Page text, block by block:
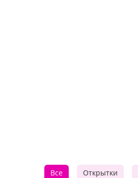
Все Открытки